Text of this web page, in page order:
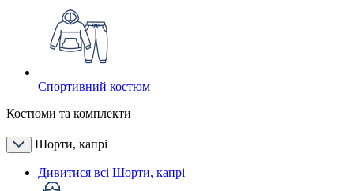
Спортивний костюм
Костюми та комплекти
Шорти, капрі
Дивитися всі Шорти, капрі